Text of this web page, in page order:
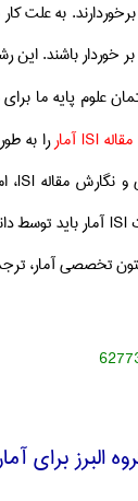
به علت
خوردار باشند.این
علوم پایه ما
ISIآمار را به
نگارش مقاله ISI،
ISIآمار باید توسط
تخصصی آمار،
البرز برای